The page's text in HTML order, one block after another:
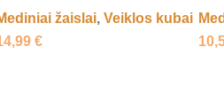
žaislai, Veiklos kubai
€